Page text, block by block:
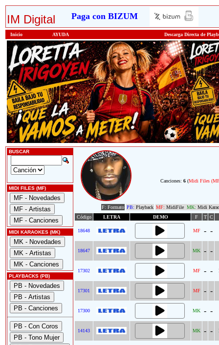
IM Digital Paga con BIZUM
Inicio AYUDA Descarga Directa de
BUSCAR
MIDI FILES (MF)
MIDI KARAOKES (MK)
PLAYBACKS (PB)
Canciones: 6 (Midi Files
F: Formato PB: Playback MF: MidiFile MK: Midi
Código
LETRA DEMO F T C
18648 MF - -
18647 MK - -
17302 MF - -
17301 MF - -
17300 MK - -
14143 MK - -